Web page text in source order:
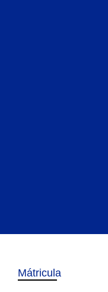
Mátricula